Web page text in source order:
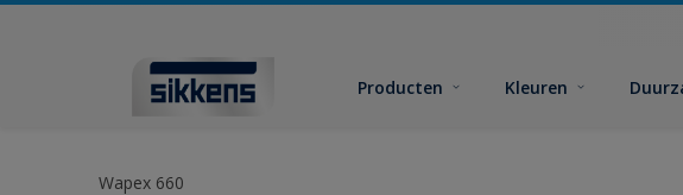
Producten Kleuren
Wapex 660